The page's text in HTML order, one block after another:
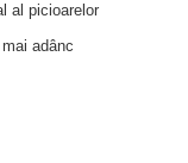
al picioarelor
adânc